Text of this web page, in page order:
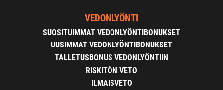
VEDONLYÖNTI
SUOSITUIMMAT VEDONLYÖNTIBONUKSET
UUSIMMAT VEDONLYÖNTIBONUKSET
TALLETUSBONUS VEDONLYÖNTIIN
RISKITÖN VETO
ILMAISVETO